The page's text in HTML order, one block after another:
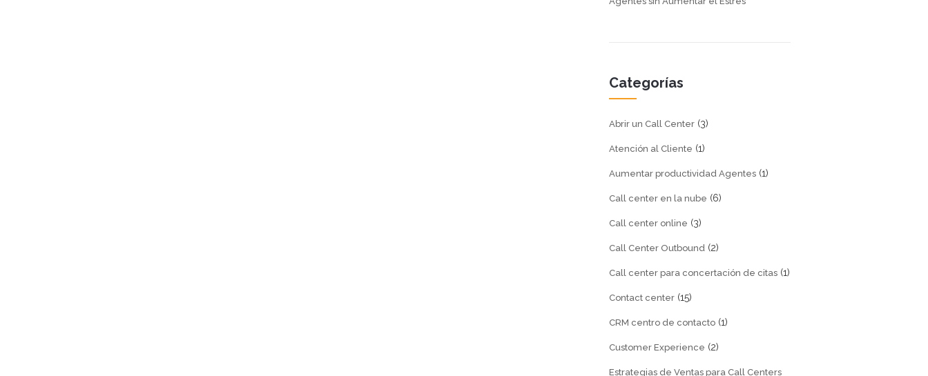
Categorías
Abrir un Call Center (3)
Atención al Cliente (1)
Aumentar productividad Agentes (1)
Call center en la nube (6)
Call center online (3)
Call Center Outbound (2)
Call center para concertación de citas (1)
Contact center (15)
CRM centro de contacto (1)
Customer Experience (2)
Estrategias de Ventas para Call Centers